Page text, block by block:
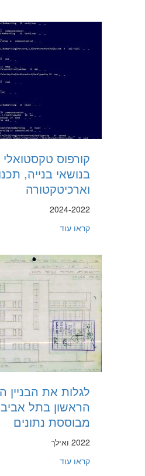
קורפוס
בנושאי בנייה,
וארכיטקטורה
2024-2022
קראו עודabout קורפוס טקסטואלי בעברית בנושאי בנייה, תכנון וארכיטקטורה
לגלות את הבניין
הראשון בתל
מבוססת נתונים
2022 ואילך
קראו עודabout לגלות את הבניין המודרניסטי הראשון בתל אביב: גישה מבוססת נתונים